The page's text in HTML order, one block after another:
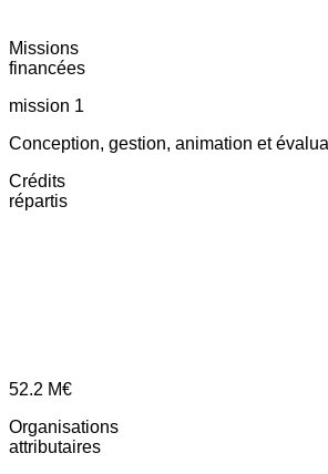
Missions
financées
mission 1
Conception, gestion, animation et
Crédits
répartis
52.2 M€
Organisations
attributaires